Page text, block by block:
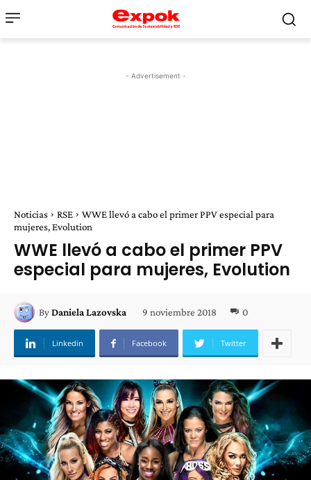
- Advertisement -
Noticias RSE
WWE llevó a cabo el primer PPV especial para
mujeres, Evolution
WWE llevó a cabo el primer PPV
especial para mujeres, Evolution
ByDaniela Lazovska 9 noviembre 2018 0
Linkedin Facebook Twitter